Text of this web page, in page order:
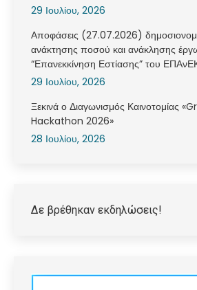
29 Ιουλίου, 2026
Αποφάσεις (27.07.2026)
ανάκτησης ποσού και ανάκλησης
“Επανεκκίνηση Εστίασης” του
29 Ιουλίου, 2026
Ξεκινά ο Διαγωνισμός Καινοτομίας
Hackathon 2026»
28 Ιουλίου, 2026
Δε βρέθηκαν εκδηλώσεις!